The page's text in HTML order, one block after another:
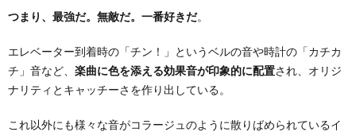
つまり、最強だ。無敵だ。一番好きだ。
エレベーター到着時の「チン！」というベルの音や時計の「カチカ
チ」音など、 楽曲に色を添える効果音が印象的に配置され、オリジ
ナリティとキャッチーさを作り出している。
これ以外にも様々な音がコラージュのように散りばめられているイ